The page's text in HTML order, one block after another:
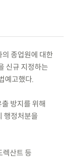
종업원에 대한
신규 지정하는
예고했다.
방지를 위해
행정처분을
렉산트 등